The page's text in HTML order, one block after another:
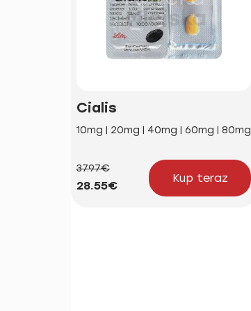
Cialis
10mg | 20mg | 40mg | 60mg | 80mg
37.97€
28.55€
Kup teraz